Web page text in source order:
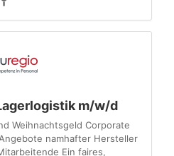
m/w/d
Weihnachtsgeld Corporate
namhafter Hersteller
Ein faires,